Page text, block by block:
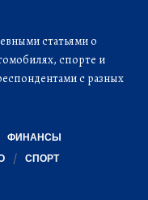
статьями о
спорте и
с разных
ФИНАНСЫ
СПОРТ